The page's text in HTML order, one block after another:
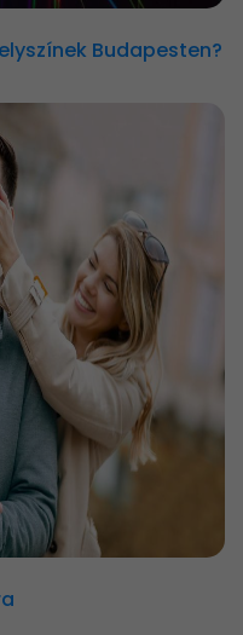
Budapesten?